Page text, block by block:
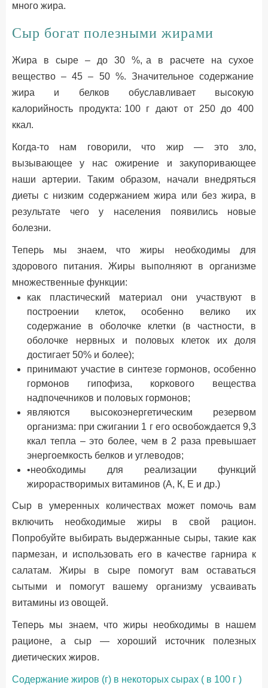
много жира.
Сыр богат полезными жирами
Жира в сыре – до 30 %, а в расчете на сухое
вещество – 45 – 50 %. Значительное содержание
жира и белков обуславливает высокую
калорийность продукта: 100 г дают от 250 до 400
ккал.
Когда-то нам говорили, что жир — это зло,
вызывающее у нас ожирение и закупоривающее
наши артерии. Таким образом, начали внедряться
диеты с низким содержанием жира или без жира, в
результате чего у населения появились новые
болезни.
Теперь мы знаем, что жиры необходимы для
здорового питания. Жиры выполняют в организме
множественные функции:
как пластический материал они участвуют в
построении клеток, особенно велико их
содержание в оболочке клетки (в частности, в
оболочке нервных и половых клеток их доля
достигает 50% и более);
принимают участие в синтезе гормонов, особенно
гормонов гипофиза, коркового вещества
надпочечников и половых гормонов;
являются высокоэнергетическим резервом
организма: при сжигании 1 г его освобождается 9,3
ккал тепла – это более, чем в 2 раза превышает
энергоемкость белков и углеводов;
•необходимы для реализации функций
жирорастворимых витаминов (А, К, Е и др.)
Сыр в умеренных количествах может помочь вам
включить необходимые жиры в свой рацион.
Попробуйте выбирать выдержанные сыры, такие как
пармезан, и использовать его в качестве гарнира к
салатам. Жиры в сыре помогут вам оставаться
сытыми и помогут вашему организму усваивать
витамины из овощей.
Теперь мы знаем, что жиры необходимы в нашем
рационе, а сыр — хороший источник полезных
диетических жиров.
Содержание жиров (г) в некоторых сырах ( в 100 г )